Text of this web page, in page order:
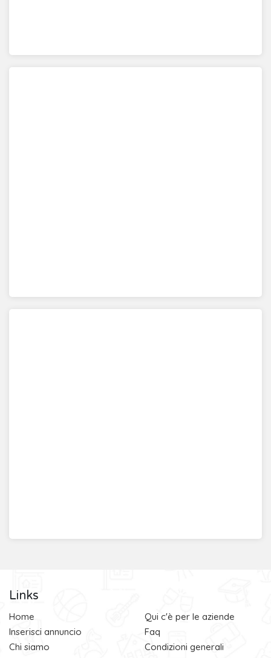
Links
Home
Inserisci annuncio
Chi siamo
Qui c'è per le aziende
Faq
Condizioni generali